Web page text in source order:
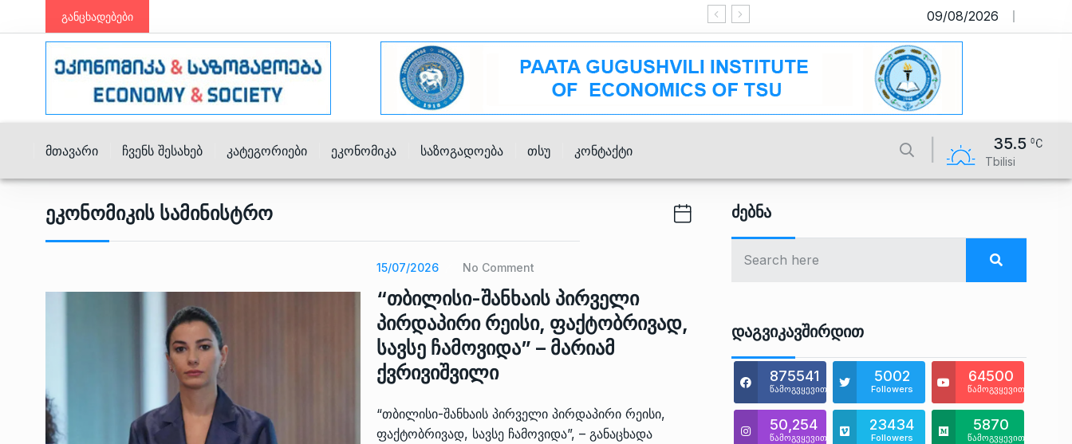
განცხადებები საიტი მუშაობს სატესტო რეჟიმში
09/08/2026
Მთავარი Ჩვენს Შესახებ Კატეგორიები Ეკონომიკა Საზოგადოება Თსუ Კონტაქტი 35.5
Tbilisi
Ეკონომიკის Სამინისტრო
15/07/2026 No Comment
“თბილისი-შანხაის პირველი
პირდაპირი რეისი, ფაქტობრივად,
სავსე ჩამოვიდა” – მარიამ
ქვრივიშვილი
“თბილისი-შანხაის პირველი პირდაპირი რეისი,
ფაქტობრივად, სავსე ჩამოვიდა”, – განაცხადა
Ძებნა
Დაგვიკავშირდით
875541
წამოგვყევით
5002
Followers
64500
წამოგვყევით
50,254
წამოგვყევით
23434
Followers
5870
წამოგვყევით